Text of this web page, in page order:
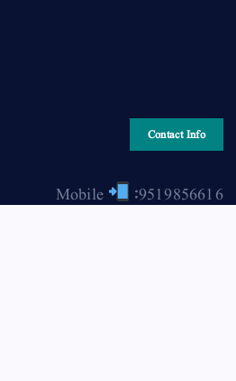
Contact Info
Mobile
:9519856616